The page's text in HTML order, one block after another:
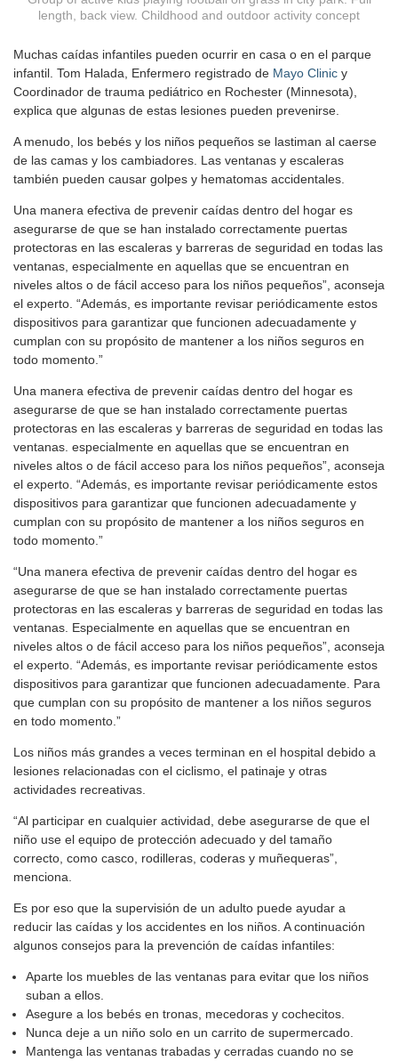
length, back view. Childhood and outdoor activity concept
Muchas caídas infantiles pueden ocurrir en casa o en el parque
infantil. Tom Halada, Enfermero registrado de Mayo Clinic y
Coordinador de trauma pediátrico en Rochester (Minnesota),
explica que algunas de estas lesiones pueden prevenirse.
A menudo, los bebés y los niños pequeños se lastiman al caerse
de las camas y los cambiadores. Las ventanas y escaleras
también pueden causar golpes y hematomas accidentales.
Una manera efectiva de prevenir caídas dentro del hogar es
asegurarse de que se han instalado correctamente puertas
protectoras en las escaleras y barreras de seguridad en todas las
ventanas, especialmente en aquellas que se encuentran en
niveles altos o de fácil acceso para los niños pequeños”, aconseja
el experto. “Además, es importante revisar periódicamente estos
dispositivos para garantizar que funcionen adecuadamente y
cumplan con su propósito de mantener a los niños seguros en
todo momento.”
Una manera efectiva de prevenir caídas dentro del hogar es
asegurarse de que se han instalado correctamente puertas
protectoras en las escaleras y barreras de seguridad en todas las
ventanas. especialmente en aquellas que se encuentran en
niveles altos o de fácil acceso para los niños pequeños”, aconseja
el experto. “Además, es importante revisar periódicamente estos
dispositivos para garantizar que funcionen adecuadamente y
cumplan con su propósito de mantener a los niños seguros en
todo momento.”
“Una manera efectiva de prevenir caídas dentro del hogar es
asegurarse de que se han instalado correctamente puertas
protectoras en las escaleras y barreras de seguridad en todas las
ventanas. Especialmente en aquellas que se encuentran en
niveles altos o de fácil acceso para los niños pequeños”, aconseja
el experto. “Además, es importante revisar periódicamente estos
dispositivos para garantizar que funcionen adecuadamente. Para
que cumplan con su propósito de mantener a los niños seguros
en todo momento.”
Los niños más grandes a veces terminan en el hospital debido a
lesiones relacionadas con el ciclismo, el patinaje y otras
actividades recreativas.
“Al participar en cualquier actividad, debe asegurarse de que el
niño use el equipo de protección adecuado y del tamaño
correcto, como casco, rodilleras, coderas y muñequeras”,
menciona.
Es por eso que la supervisión de un adulto puede ayudar a
reducir las caídas y los accidentes en los niños. A continuación
algunos consejos para la prevención de caídas infantiles:
Aparte los muebles de las ventanas para evitar que los niños
suban a ellos.
Asegure a los bebés en tronas, mecedoras y cochecitos.
Nunca deje a un niño solo en un carrito de supermercado.
Mantenga las ventanas trabadas y cerradas cuando no se